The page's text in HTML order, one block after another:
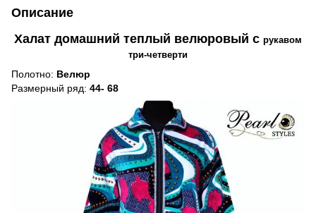
Описание
Халат домашний теплый велюровый с рукавом
три-четверти
Полотно: Велюр
Размерный ряд: 44- 68